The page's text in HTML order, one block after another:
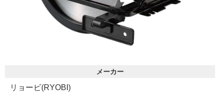
メーカー
リョービ(RYOBI)